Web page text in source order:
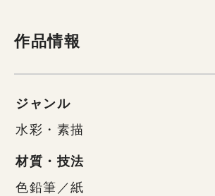
作品情報
ジャンル
水彩・素描
材質・技法
色鉛筆／紙